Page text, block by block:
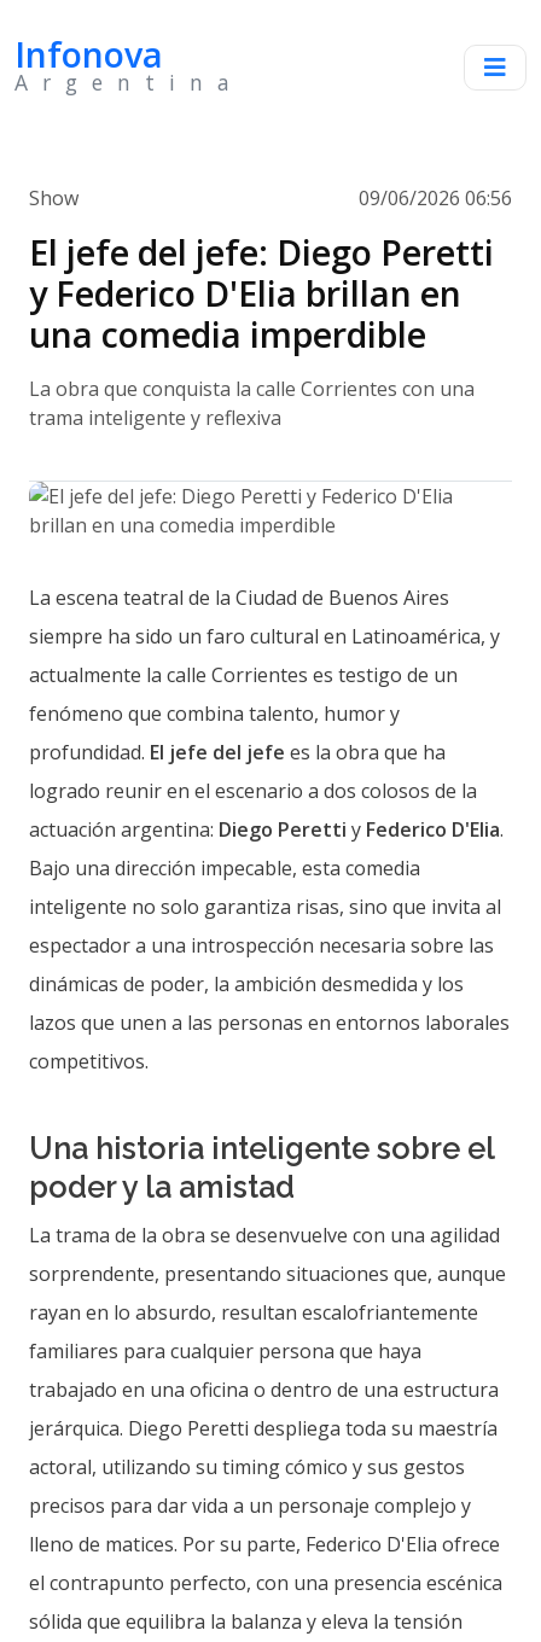
Infonova
Argentina
Show 09/06/2026 06:56
El jefe del jefe: Diego Peretti
y Federico D'Elia brillan en
una comedia imperdible
La obra que conquista la calle Corrientes con una
trama inteligente y reflexiva
La escena teatral de la Ciudad de Buenos Aires
siempre ha sido un faro cultural en Latinoamérica, y
actualmente la calle Corrientes es testigo de un
fenómeno que combina talento, humor y
profundidad. El jefe del jefe es la obra que ha
logrado reunir en el escenario a dos colosos de la
actuación argentina: Diego Peretti y Federico D'Elia.
Bajo una dirección impecable, esta comedia
inteligente no solo garantiza risas, sino que invita al
espectador a una introspección necesaria sobre las
dinámicas de poder, la ambición desmedida y los
lazos que unen a las personas en entornos laborales
competitivos.
Una historia inteligente sobre el
poder y la amistad
La trama de la obra se desenvuelve con una agilidad
sorprendente, presentando situaciones que, aunque
rayan en lo absurdo, resultan escalofriantemente
familiares para cualquier persona que haya
trabajado en una oficina o dentro de una estructura
jerárquica. Diego Peretti despliega toda su maestría
actoral, utilizando su timing cómico y sus gestos
precisos para dar vida a un personaje complejo y
lleno de matices. Por su parte, Federico D'Elia ofrece
el contrapunto perfecto, con una presencia escénica
sólida que equilibra la balanza y eleva la tensión